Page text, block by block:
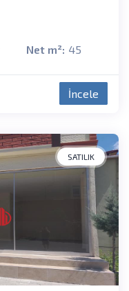
Net m²: 45
İncele
SATILIK